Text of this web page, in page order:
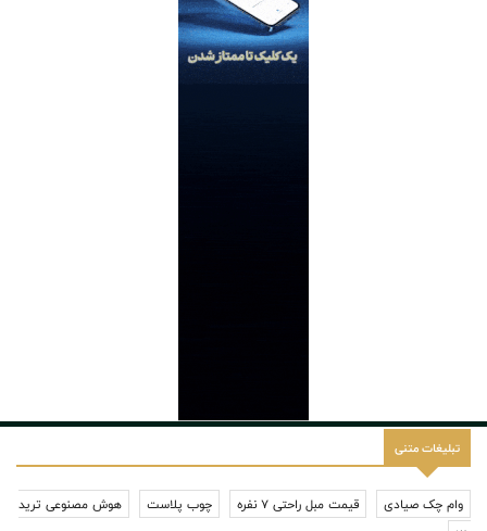
تبلیغات متنی
وام چک صیادی قیمت مبل راحتی 7 نفره چوب پلاست
هوش مصنوعی ترید